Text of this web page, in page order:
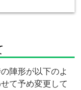
陣形が以下のよ
て予め変更して